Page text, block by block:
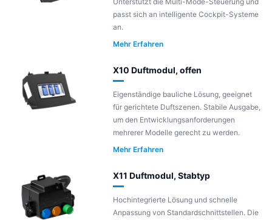
passt sich an intelligente Cockpit-Systeme
an.
Mehr Erfahren
X10 Duftmodul, offen
Eigenständige bauliche Lösung, geeignet
für gerichtete Duftszenen. Stabile Ausgabe,
um den Entwicklungsanforderungen
mehrerer Modelle gerecht zu werden.
Mehr Erfahren
X11 Duftmodul, Stabtyp
Hochintegrierte Lösung und schnelle
Anpassung von Standardschnittstellen. Die